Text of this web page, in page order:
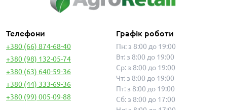
Телефони
+380 (66) 874-68-40
+380 (98) 132-05-74
+380 (63) 640-59-36
+380 (44) 333-69-36
+380 (99) 005-09-88
Графік роботи
Пн: з 8:00 до 19:00
Вт: з 8:00 до 19:00
Ср: з 8:00 до 19:00
Чт: з 8:00 до 19:00
Пт: з 8:00 до 19:00
Сб: з 8:00 до 17:00